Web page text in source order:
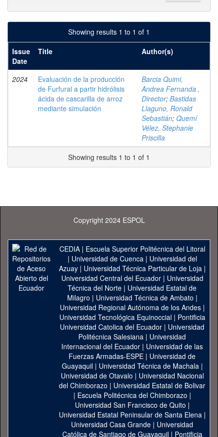
Showing results 1 to 1 of 1
Issue
Date
Title Author(s)
2024
Evaluación de la producción
de Furfural a partir hidrólisis
ácida de cascarilla de arroz
mediante simulación
Barcia Quimi,
Andrea Fernanda ,
Director; Bastidas
Llaguno, Ronald
Sebastián; Quemí
Vélez, Stephanie
Priscilla
Showing results 1 to 1 of 1
Copyright 2024 ESPOL
CEDIA| Escuela Superior Politécnica del Litoral
| Universidad de Cuenca| Universidad del
Azuay| Universidad Técnica Particular de Loja|
Universidad Central del Ecuador| Universidad
Técnica del Norte | Universidad Estatal de
Milagro | Universidad Técnica de Ambato |
Universidad Regional Autónoma de los Andes|
Universidad Tecnológica Equinoccial| Pontificia
Universidad Catolica del Ecuador | Universidad
Politécnica Salesiana | Universidad
Internacional del Ecuador | Universidad de las
Fuerzas Armadas-ESPE | Universidad de
Guayaquil| Universidad Técnica de Machala|
Universidad de Otavalo | Universidad Nacional
del Chimborazo | Universidad Estatal de Bolivar
| Escuela Politécnica del Chimborazo |
Universidad San Francisco de Quito |
Universidad Estatal Peninsular de Santa Elena|
Universidad Casa Grande | Universidad
Católica de Santiago de Guayaquil| Pontificia